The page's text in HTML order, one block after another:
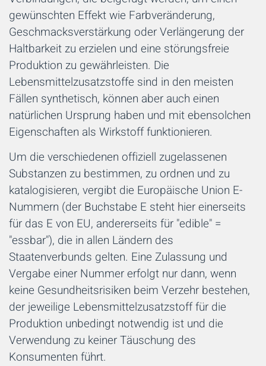
gewünschten Effekt wie Farbveränderung,
Geschmacksverstärkung oder Verlängerung der
Haltbarkeit zu erzielen und eine störungsfreie
Produktion zu gewährleisten. Die
Lebensmittelzusatzstoffe sind in den meisten
Fällen synthetisch, können aber auch einen
natürlichen Ursprung haben und mit ebensolchen
Eigenschaften als Wirkstoff funktionieren.
Um die verschiedenen offiziell zugelassenen
Substanzen zu bestimmen, zu ordnen und zu
katalogisieren, vergibt die Europäische Union E-
Nummern (der Buchstabe E steht hier einerseits
für das E von EU, andererseits für "edible" =
"essbar"), die in allen Ländern des
Staatenverbunds gelten. Eine Zulassung und
Vergabe einer Nummer erfolgt nur dann, wenn
keine Gesundheitsrisiken beim Verzehr bestehen,
der jeweilige Lebensmittelzusatzstoff für die
Produktion unbedingt notwendig ist und die
Verwendung zu keiner Täuschung des
Konsumenten führt.